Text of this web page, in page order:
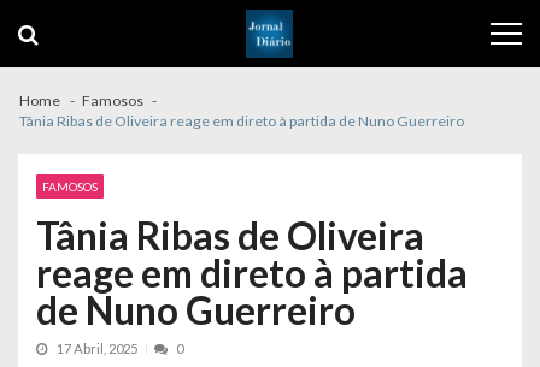
navigation
content
Home
Famosos
Tânia Ribas de Oliveira reage em direto à partida de Nuno Guerreiro
FAMOSOS
Tânia Ribas de Oliveira
reage em direto à partida
de Nuno Guerreiro
17 Abril, 2025 0